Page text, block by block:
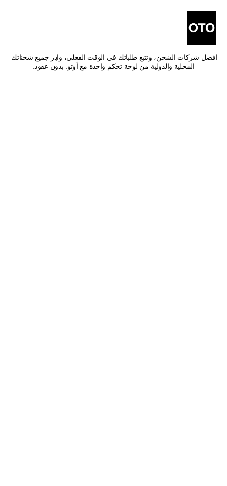
المحلية والدولية من لوحة تحكم واحدة مع أوتو. بدون عقود.